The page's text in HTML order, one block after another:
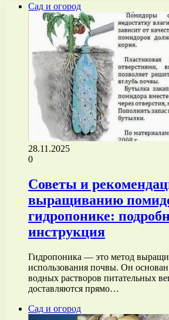
Сад и огород
28.11.2025
0
Советы и
выращиванию
гидропонике:
инструкция
Гидропоника — это метод
использования почвы. Он
водных растворов питательных
доставляются прямо…
Сад и огород